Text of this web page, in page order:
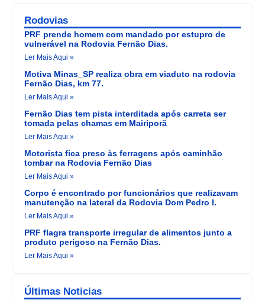
Rodovias
PRF prende homem com mandado por estupro de
vulnerável na Rodovia Fernão Dias.
Ler Mais Aqui »
Motiva Minas_SP realiza obra em viaduto na rodovia
Fernão Dias, km 77.
Ler Mais Aqui »
Fernão Dias tem pista interditada após carreta ser
tomada pelas chamas em Mairiporã
Ler Mais Aqui »
Motorista fica preso às ferragens após caminhão
tombar na Rodovia Fernão Dias
Ler Mais Aqui »
Corpo é encontrado por funcionários que realizavam
manutenção na lateral da Rodovia Dom Pedro I.
Ler Mais Aqui »
PRF flagra transporte irregular de alimentos junto a
produto perigoso na Fernão Dias.
Ler Mais Aqui »
Últimas Noticias